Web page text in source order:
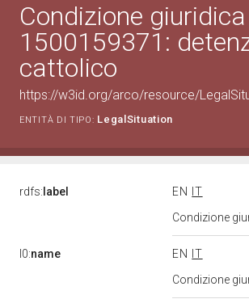
Condizione
1500159371:
cattolico
https://w3id.org/arco/resource/
ENTITÀ DI TIPO: LegalSituation
rdfs: label EN
IT
Condizione
l0:name EN
IT
Condizione